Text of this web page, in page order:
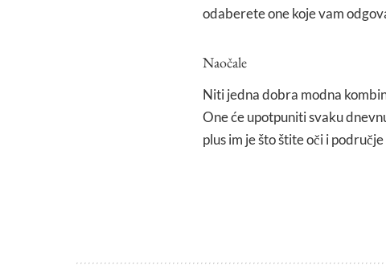
odaberete one koje vam
Naočale
Niti jedna dobra modna
One će upotpuniti svaku
plus im je što štite oči i